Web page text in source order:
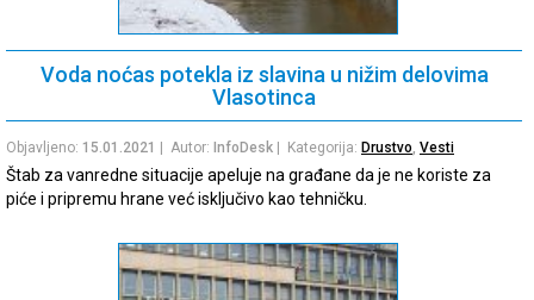
Voda noćas potekla iz slavina u nižim delovima
Vlasotinca
Objavljeno: 15.01.2021 | Autor: InfoDesk | Kategorija: Drustvo, Vesti
Štab za vanredne situacije apeluje na građane da je ne koriste za
piće i pripremu hrane već isključivo kao tehničku.